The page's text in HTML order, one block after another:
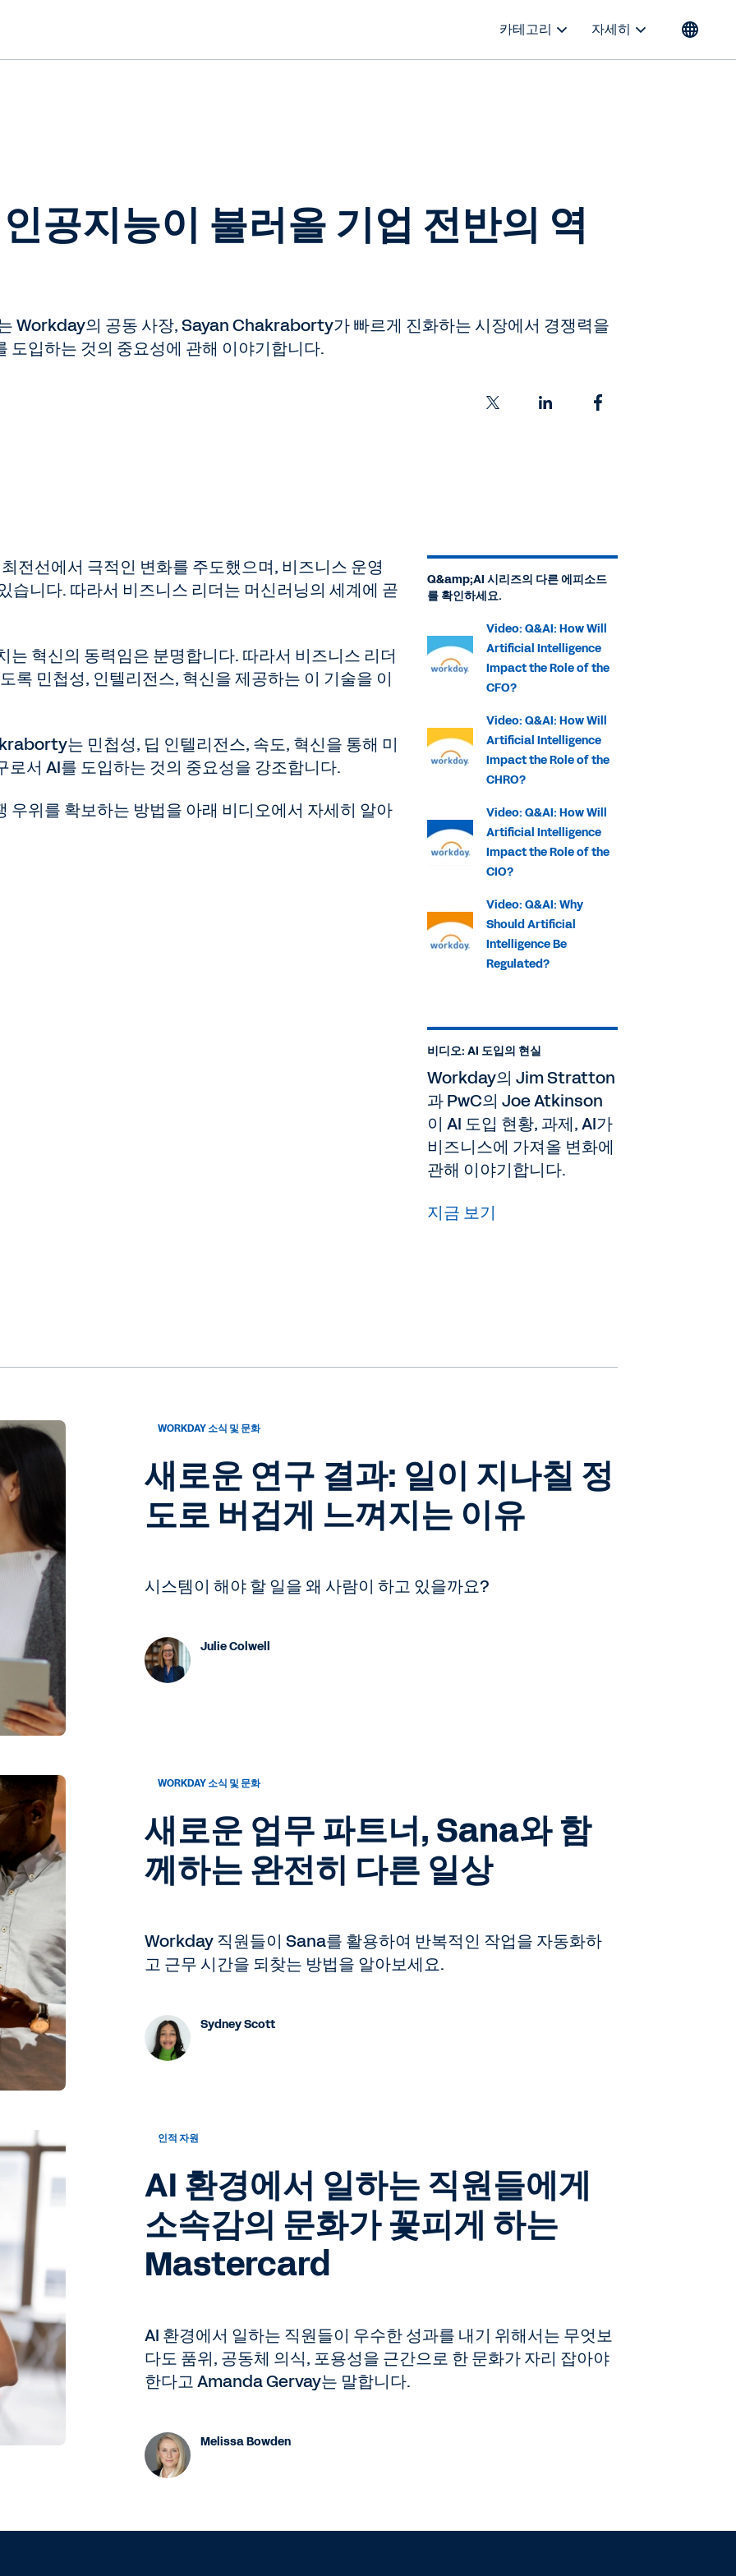
카테고리 자세히
공지능이 불러올 기업 전반의 역
Workday의 공동 사장, Sayan Chakraborty가 빠르게 진화하는 시장에서 경쟁력을
도입하는 것의 중요성에 관해 이야기합니다.
전선에서 극적인 변화를 주도했으며, 비즈니스 운영
습니다. 따라서 비즈니스 리더는 머신러닝의 세계에 곧
는 혁신의 동력임은 분명합니다. 따라서 비즈니스 리더
록 민첩성, 인텔리전스, 혁신을 제공하는 이 기술을 이
는 민첩성, 딥 인텔리전스, 속도, 혁신을 통해 미
서 AI를 도입하는 것의 중요성을 강조합니다.
우위를 확보하는 방법을 아래 비디오에서 자세히 알아
Q&amp;AI 시리즈의 다른 에피소드
를 확인하세요.
Video: Q&AI: How Will
Artificial Intelligence
Impact the Role of the
CFO?
Video: Q&AI: How Will
Artificial Intelligence
Impact the Role of the
CHRO?
Video: Q&AI: How Will
Artificial Intelligence
Impact the Role of the
CIO?
Video: Q&AI: Why
Should Artificial
Intelligence Be
Regulated?
비디오: AI 도입의 현실
Workday의 Jim Stratton
과 PwC의 Joe Atkinson
이 AI 도입 현황, 과제, AI가
비즈니스에 가져올 변화에
관해 이야기합니다.
지금 보기
WORKDAY 소식 및 문화
새로운 연구 결과: 일이 지나칠 정
도로 버겁게 느껴지는 이유
시스템이 해야 할 일을 왜 사람이 하고 있을까요?
Julie Colwell
WORKDAY 소식 및 문화
새로운 업무 파트너, Sana와 함
께하는 완전히 다른 일상
Workday 직원들이 Sana를 활용하여 반복적인 작업을 자동화하
고 근무 시간을 되찾는 방법을 알아보세요.
Sydney Scott
인적 자원
AI 환경에서 일하는 직원들에게
소속감의 문화가 꽃피게 하는
Mastercard
AI 환경에서 일하는 직원들이 우수한 성과를 내기 위해서는 무엇보
다도 품위, 공동체 의식, 포용성을 근간으로 한 문화가 자리 잡아야
한다고 Amanda Gervay는 말합니다.
Melissa Bowden